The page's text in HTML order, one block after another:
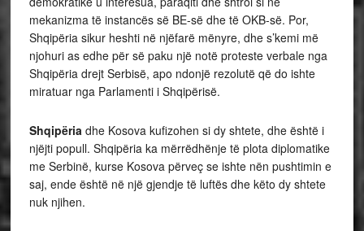
mekanizma të instancës së BE-së dhe të OKB-së. Por,
Shqipëria sikur heshti në njëfarë mënyre, dhe s’kemi më
njohuri as edhe për së paku një notë proteste verbale nga
Shqipëria drejt Serbisë, apo ndonjë rezolutë që do ishte
miratuar nga Parlamenti i Shqipërisë.
Shqipëria dhe Kosova kufizohen si dy shtete, dhe është i
njëjti popull. Shqipëria ka mërrëdhënje të plota diplomatike
me Serbinë, kurse Kosova përveç se ishte nën pushtimin e
saj, ende është në një gjendje të luftës dhe këto dy shtete
nuk njihen.